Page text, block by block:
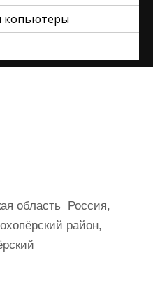
копьютеры
область Россия,
район,